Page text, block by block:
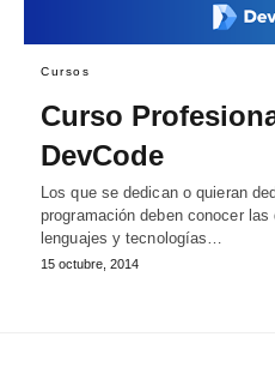
Cursos
Curso
DevCode
Los que se dedican o quieran
programación deben conocer las
lenguajes y tecnologías…
15 octubre, 2014